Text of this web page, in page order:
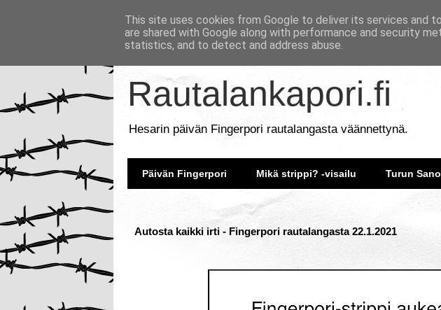
Rautalankapori.fi
Hesarin päivän Fingerpori rautalangasta väännettynä.
Päivän Fingerpori Mikä strippi? -visailu Turun
Autosta kaikki irti - Fingerpori rautalangasta 22.1.2021
This site uses cookies from Google to deliver its services and
are shared with Google along with performance and security
statistics, and to detect and address abuse.